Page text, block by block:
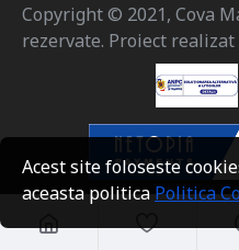
Copyright © 2021, Cova
rezervate. Proiect realizat
Acest site foloseste
aceasta politica Politica